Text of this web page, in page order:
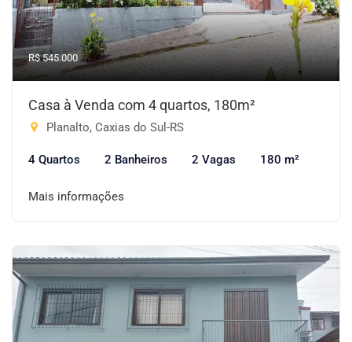
R$ 545.000
Casa à Venda com 4 quartos, 180m²
Planalto, Caxias do Sul-RS
4 Quartos 2 Banheiros 2 Vagas 180 m²
Mais informações